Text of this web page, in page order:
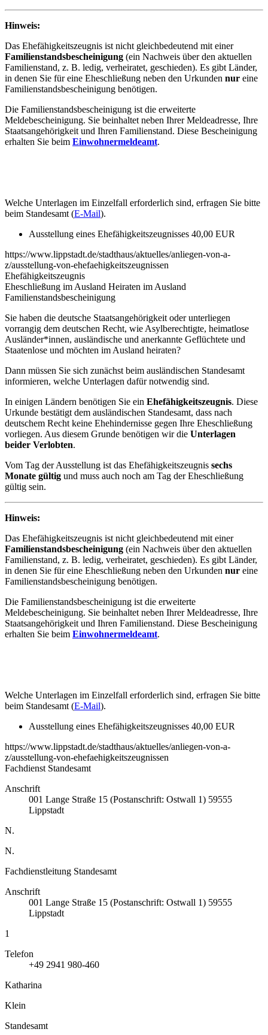
Hinweis:
Das Ehefähigkeitszeugnis ist nicht gleichbedeutend mit einer
Familienstandsbescheinigung (ein Nachweis über den aktuellen
Familienstand, z. B. ledig, verheiratet, geschieden). Es gibt Länder,
in denen Sie für eine Eheschließung neben den Urkunden nur eine
Familienstandsbescheinigung benötigen.
Die Familienstandsbescheinigung ist die erweiterte
Meldebescheinigung. Sie beinhaltet neben Ihrer Meldeadresse, Ihre
Staatsangehörigkeit und Ihren Familienstand. Diese Bescheinigung
erhalten Sie beim Einwohnermeldeamt.
Welche Unterlagen im Einzelfall erforderlich sind, erfragen Sie bitte
beim Standesamt (E-Mail).
Ausstellung eines Ehefähigkeitszeugnisses 40,00 EUR
https://www.lippstadt.de/stadthaus/aktuelles/anliegen-von-a-
z/ausstellung-von-ehefaehigkeitszeugnissen
Ehefähigkeitszeugnis
Eheschließung im Ausland Heiraten im Ausland
Familienstandsbescheinigung
Sie haben die deutsche Staatsangehörigkeit oder unterliegen
vorrangig dem deutschen Recht, wie Asylberechtigte, heimatlose
Ausländer*innen, ausländische und anerkannte Geflüchtete und
Staatenlose und möchten im Ausland heiraten?
Dann müssen Sie sich zunächst beim ausländischen Standesamt
informieren, welche Unterlagen dafür notwendig sind.
In einigen Ländern benötigen Sie ein Ehefähigkeitszeugnis. Diese
Urkunde bestätigt dem ausländischen Standesamt, dass nach
deutschem Recht keine Ehehindernisse gegen Ihre Eheschließung
vorliegen. Aus diesem Grunde benötigen wir die Unterlagen
beider Verlobten.
Vom Tag der Ausstellung ist das Ehefähigkeitszeugnis sechs
Monate gültig und muss auch noch am Tag der Eheschließung
gültig sein.
Hinweis:
Das Ehefähigkeitszeugnis ist nicht gleichbedeutend mit einer
Familienstandsbescheinigung (ein Nachweis über den aktuellen
Familienstand, z. B. ledig, verheiratet, geschieden). Es gibt Länder,
in denen Sie für eine Eheschließung neben den Urkunden nur eine
Familienstandsbescheinigung benötigen.
Die Familienstandsbescheinigung ist die erweiterte
Meldebescheinigung. Sie beinhaltet neben Ihrer Meldeadresse, Ihre
Staatsangehörigkeit und Ihren Familienstand. Diese Bescheinigung
erhalten Sie beim Einwohnermeldeamt.
Welche Unterlagen im Einzelfall erforderlich sind, erfragen Sie bitte
beim Standesamt (E-Mail).
Ausstellung eines Ehefähigkeitszeugnisses 40,00 EUR
https://www.lippstadt.de/stadthaus/aktuelles/anliegen-von-a-
z/ausstellung-von-ehefaehigkeitszeugnissen
Fachdienst Standesamt
Anschrift
001 Lange Straße 15 (Postanschrift: Ostwall 1) 59555
Lippstadt
N.
N.
Fachdienstleitung Standesamt
Anschrift
001 Lange Straße 15 (Postanschrift: Ostwall 1) 59555
Lippstadt
1
Telefon
+49 2941 980-460
Katharina
Klein
Standesamt